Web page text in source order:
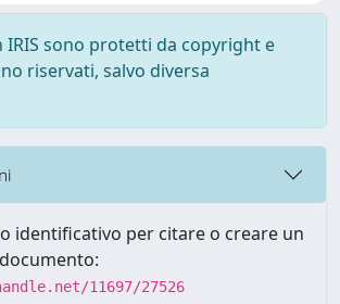
IRIS sono protetti da copyright e
riservati, salvo diversa
identificativo per citare o creare un
11697/27526